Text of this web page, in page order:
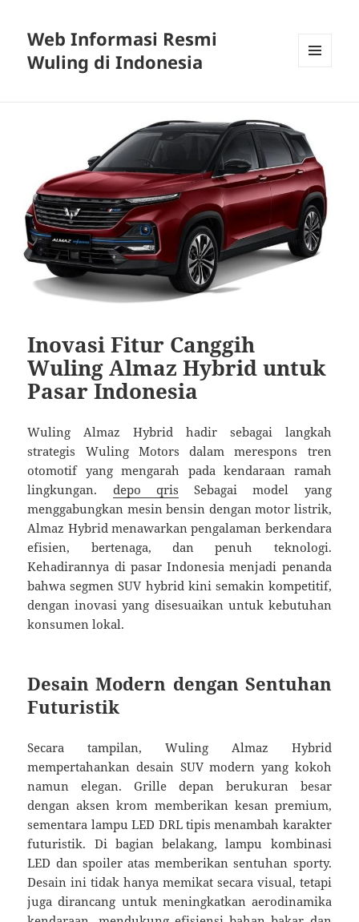
Web Informasi Resmi
Wuling di Indonesia
Inovasi Fitur Canggih
Wuling Almaz Hybrid untuk
Pasar Indonesia
Wuling Almaz Hybrid hadir sebagai langkah
strategis Wuling Motors dalam merespons tren
otomotif yang mengarah pada kendaraan ramah
lingkungan. depo qris Sebagai model yang
menggabungkan mesin bensin dengan motor listrik,
Almaz Hybrid menawarkan pengalaman berkendara
efisien, bertenaga, dan penuh teknologi.
Kehadirannya di pasar Indonesia menjadi penanda
bahwa segmen SUV hybrid kini semakin kompetitif,
dengan inovasi yang disesuaikan untuk kebutuhan
konsumen lokal.
Desain Modern dengan Sentuhan
Futuristik
Secara tampilan, Wuling Almaz Hybrid
mempertahankan desain SUV modern yang kokoh
namun elegan. Grille depan berukuran besar
dengan aksen krom memberikan kesan premium,
sementara lampu LED DRL tipis menambah karakter
futuristik. Di bagian belakang, lampu kombinasi
LED dan spoiler atas memberikan sentuhan sporty.
Desain ini tidak hanya memikat secara visual, tetapi
juga dirancang untuk meningkatkan aerodinamika